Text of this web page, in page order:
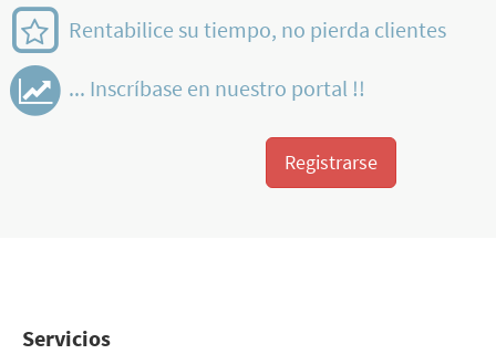
Rentabilice su tiempo, no pierda clientes
... Inscríbase en nuestro portal !!
Registrarse
Servicios